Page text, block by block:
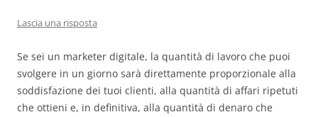
Lascia una risposta
Se sei un marketer digitale, la quantità di lavoro che puoi
svolgere in un giorno sarà direttamente proporzionale alla
soddisfazione dei tuoi clienti, alla quantità di affari ripetuti
che ottieni e, in definitiva, alla quantità di denaro che